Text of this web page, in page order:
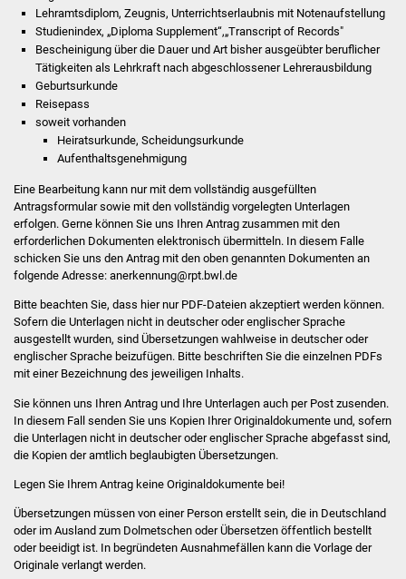
NETZMonitor
Gesundheit und Notfall
Pflege von Angehörigen
Index
ÖPNV
Abfall und Entsorgung
Kultur & Freizeit
Veranstaltungen
Stadtfest
Einrichtungen
Lehramtsdiplom, Zeugnis, Unterrichtserlaubnis mit Notenaufstellung
Studienindex, „Diploma Supplement“,„Transcript of Records"
Bescheinigung über die Dauer und Art bisher ausgeübter beruflicher
Tätigkeiten als Lehrkraft nach abgeschlossener Lehrerausbildung
Geburtsurkunde
Reisepass
soweit vorhanden
Heiratsurkunde, Scheidungsurkunde
Aufenthaltsgenehmigung
Eine Bearbeitung kann nur mit dem vollständig ausgefüllten
Antragsformular sowie mit den vollständig vorgelegten Unterlagen
erfolgen. Gerne können Sie uns Ihren Antrag zusammen mit den
erforderlichen Dokumenten elektronisch übermitteln. In diesem Falle
schicken Sie uns den Antrag mit den oben genannten Dokumenten an
folgende Adresse: anerkennung@rpt.bwl.de
Bitte beachten Sie, dass hier nur PDF-Dateien akzeptiert werden können.
Sofern die Unterlagen nicht in deutscher oder englischer Sprache
ausgestellt wurden, sind Übersetzungen wahlweise in deutscher oder
englischer Sprache beizufügen. Bitte beschriften Sie die einzelnen PDFs
mit einer Bezeichnung des jeweiligen Inhalts.
Sie können uns Ihren Antrag und Ihre Unterlagen auch per Post zusenden.
In diesem Fall senden Sie uns Kopien Ihrer Originaldokumente und, sofern
die Unterlagen nicht in deutscher oder englischer Sprache abgefasst sind,
die Kopien der amtlich beglaubigten Übersetzungen.
Legen Sie Ihrem Antrag keine Originaldokumente bei!
Übersetzungen müssen von einer Person erstellt sein, die in Deutschland
oder im Ausland zum Dolmetschen oder Übersetzen öffentlich bestellt
oder beeidigt ist. In begründeten Ausnahmefällen kann die Vorlage der
Originale verlangt werden.